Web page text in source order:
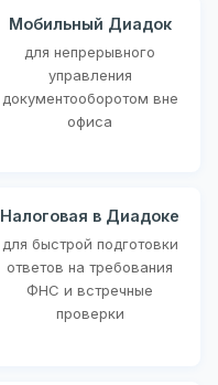
Мобильный Диадок
для непрерывного
управления
документооборотом вне
офиса
Налоговая в Диадоке
для быстрой подготовки
ответов на требования
ФНС и встречные
проверки